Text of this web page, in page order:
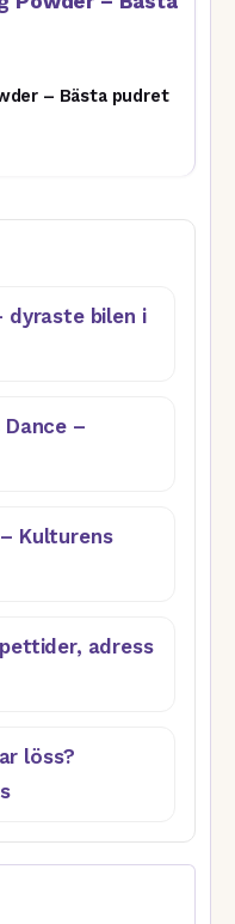
– Bästa pudret
dyraste bilen i
Dance –
Kulturens
adress
löss?